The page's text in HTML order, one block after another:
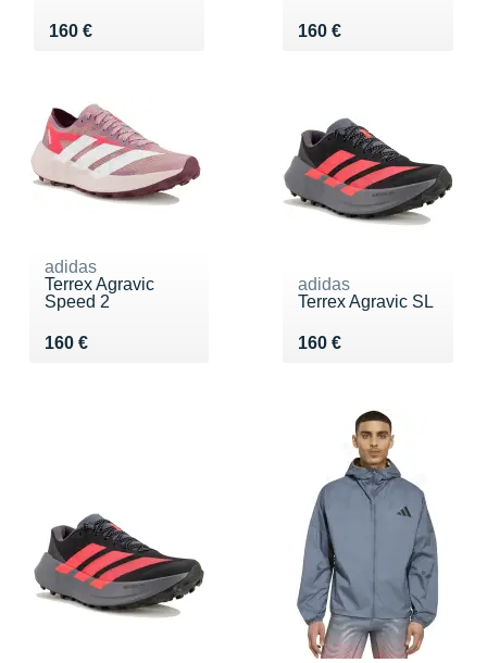
160 €
Vendu 160 € 160 €
Vendu 160 €
adidas
Terrex Agravic
Speed 2
160 €
Vendu 160 €
adidas
Terrex Agravic SL
160 €
Vendu 160 €